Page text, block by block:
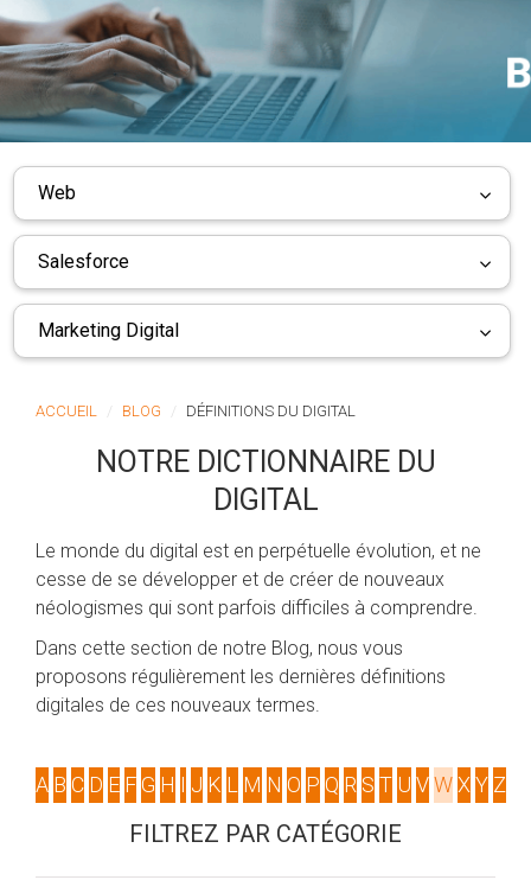
Web
Salesforce
Marketing Digital
ACCUEIL BLOG DÉFINITIONS DU DIGITAL
NOTRE DICTIONNAIRE DU
DIGITAL
Le monde du digital est en perpétuelle évolution, et ne
cesse de se développer et de créer de nouveaux
néologismes qui sont parfois difficiles à comprendre.
Dans cette section de notre Blog, nous vous
proposons régulièrement les dernières définitions
digitales de ces nouveaux termes.
A B C D E FG H I J K L M N O P Q R S T U VWXY Z
FILTREZ PAR CATÉGORIE